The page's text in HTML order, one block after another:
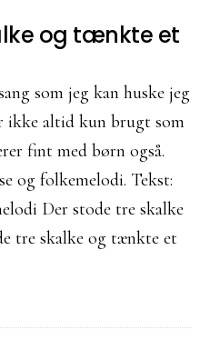
og tænkte et
som jeg kan huske jeg
ikke altid kun brugt som
fint med børn også.
og folkemelodi. Tekst:
Der stode tre skalke
tre skalke og tænkte et